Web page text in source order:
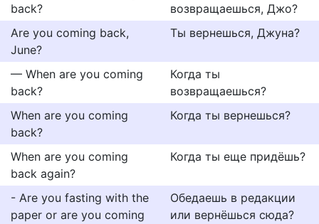
back?
возвращаешься, Джо?
Are you coming back,
June?
Ты вернешься, Джуна?
— When are you coming
back?
Когда ты
возвращаешься?
When are you coming
back?
Когда ты вернешься?
When are you coming
back again?
Когда ты еще придёшь?
- Are you fasting with the
paper or are you coming
Обедаешь в редакции
или вернёшься сюда?